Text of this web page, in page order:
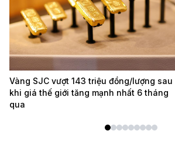
Vàng SJC vượt 143 triệu đồng/lượng sau
khi giá thế giới tăng mạnh nhất 6 tháng
qua